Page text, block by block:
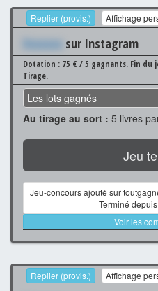
Replier (provis.) Affichage
Xxxxxxx sur Instagram
Dotation : 75 € / 5 gagnants. Fin du
Tirage.
Les lots gagnés
Au tirage au sort : 5 livres
Jeu
Jeu-concours ajouté sur
Terminé
Voir les
Replier (provis.) Affichage